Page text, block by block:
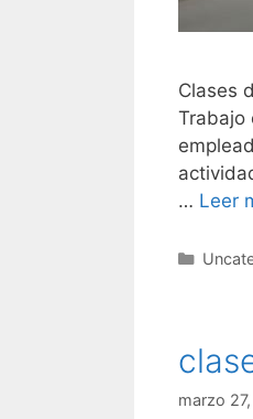
Clases
Trabajo
… Leer
marzo